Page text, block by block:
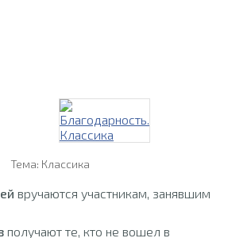
Тема: Классика
вручаются участникам, занявшим
получают те, кто не вошел в